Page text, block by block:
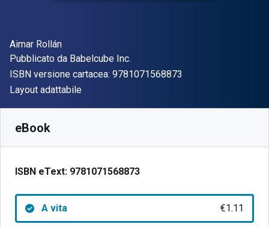
Autore(i)
Aimar Rollán
Editore
Pubblicato da Babelcube Inc.
ISBN versione cartacea: 9781071568873
Formato
Layout adattabile
eBook
ISBN eText: 9781071568873
A vita €1.11